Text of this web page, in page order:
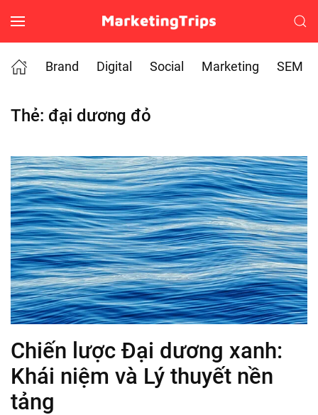
Skip to main content
Brand
Digital Social Marketing SEM
Thẻ: đại dương đỏ
Chiến lược Đại dương xanh:
Khái niệm và Lý thuyết nền
tảng